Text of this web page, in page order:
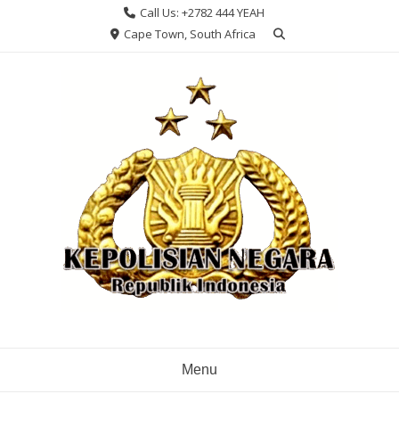
Call Us: +2782 444 YEAH
Cape Town, South Africa
Menu